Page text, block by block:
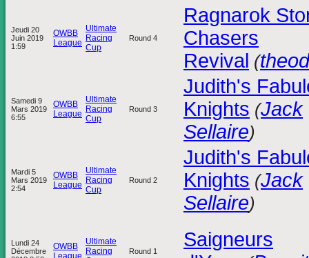
Jeudi 20
Juin 2019
1:59
OWBB
League
Ultimate
Racing
Cup
Round 4
Ragnarok
Chasers
Revival (
Samedi 9
Mars 2019
6:55
OWBB
League
Ultimate
Racing
Cup
Round 3
Judith's
Knights (Jack
Sellaire)
Mardi 5
Mars 2019
2:54
OWBB
League
Ultimate
Racing
Cup
Round 2
Judith's
Knights (Jack
Sellaire)
Lundi 24
Décembre
OWBB
League
Ultimate
Racing
Round 1
Saigneurs